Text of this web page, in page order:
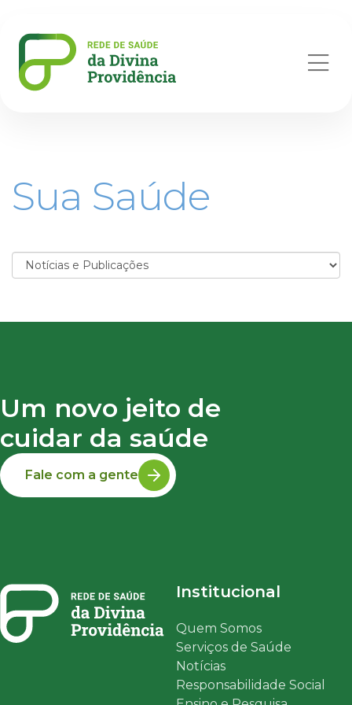
Sua Saúde
Um novo jeito de
cuidar da saúde
Fale com a gente
Institucional
Quem Somos
Serviços de Saúde
Notícias
Responsabilidade Social